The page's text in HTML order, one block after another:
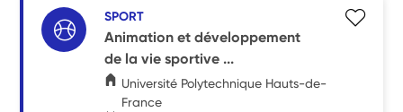
SPORT
Animation et développement
de la vie sportive ...
Université Polytechnique Hauts-de-
France